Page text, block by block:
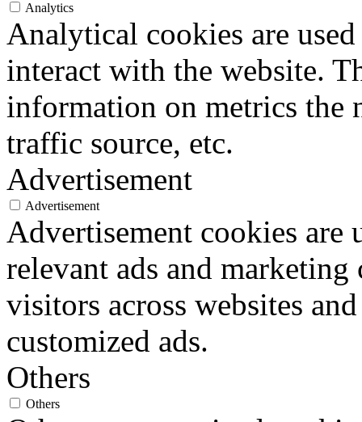
Analytics
Analytical cookies are
interact with the website.
information on metrics the
traffic source, etc.
Advertisement
Advertisement
Advertisement cookies
relevant ads and marketing
visitors across websites
customized ads.
Others
Others